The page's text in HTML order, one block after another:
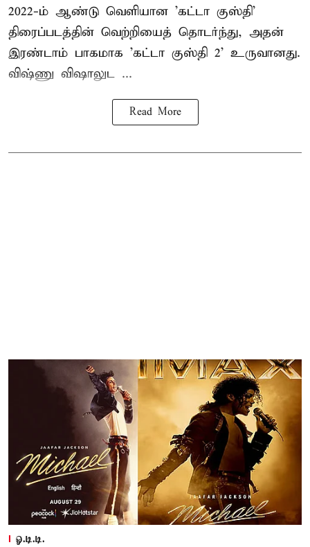
2022-ம் ஆண்டு வெளியான 'கட்டா குஸ்தி'
திரைப்படத்தின் வெற்றியைத் தொடர்ந்து, அதன்
இரண்டாம் பாகமாக 'கட்டா குஸ்தி 2' உருவானது.
விஷ்ணு விஷாலுட ...
Read More
ஓ.டி.டி.